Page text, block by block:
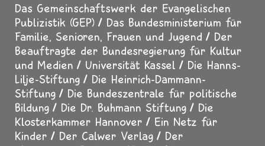
Das Gemeinschaftswerk der Evangelischen
Publizistik (GEP)
Das Bundesministerium für
Familie, Senioren, Frauen und Jugend
Der
Beauftragte der Bundesregierung für Kultur
und Medien
Universität Kassel
Die Hanns-
Lilje-Stiftung
Die Heinrich-Dammann-
Stiftung
Die Bundeszentrale für politische
Bildung
Die Dr. Buhmann Stiftung
Die
Klosterkammer Hannover
Ein Netz für
Kinder
Der Calwer Verlag
Der